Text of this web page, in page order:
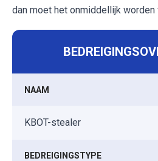
dan moet het onmiddellijk worden
NAAM
KBOT-stealer
BEDREIGINGSTYPE